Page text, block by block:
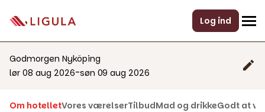
Log ind
Godmorgen Nyköping
lør 08 aug 2026-søn 09 aug 2026
Om hotelletVores værelserTilbudMad og drikkeGodt at